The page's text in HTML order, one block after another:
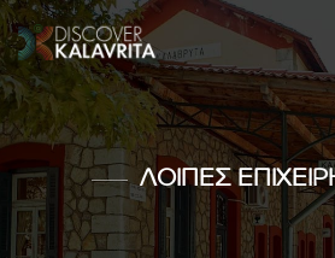
ΛΟΙΠΕΣ